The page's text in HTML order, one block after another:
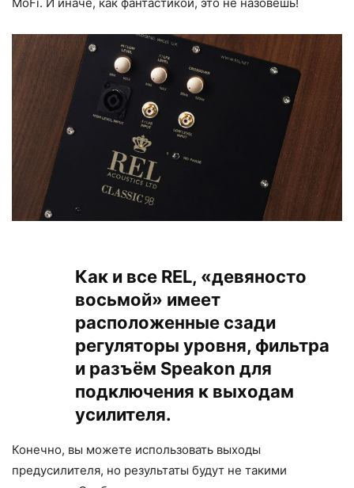
MoFi. И иначе, как фантастикой, это не назовёшь!
Как и все REL, «девяносто
восьмой» имеет
расположенные сзади
регуляторы уровня, фильтра
и разъём Speakon для
подключения к выходам
усилителя.
Конечно, вы можете использовать выходы
предусилителя, но результаты будут не такими